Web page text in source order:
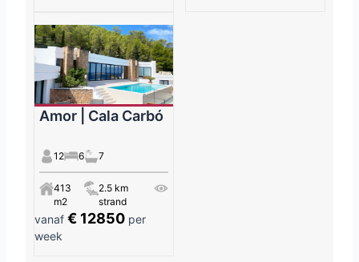
Amor | Cala Carbó
12 6 7
413
m2
2.5 km
strand
vanaf€ 12850 per
week